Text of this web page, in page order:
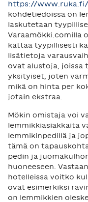
https://
kohdetiedoissa on
laskutetaan
Varaamökki.comilla
kattaa tyypillisesti
lisätietoja
ovat alustoja, joissa
yksityiset, joten
mikä on hinta per
jotain ekstraa.
Mökin omistaja voi
lemmikkiasiakkaita
lemmikinpedillä ja
tämä on
pedin ja
huoneeseen.
hotelleissa voitko
ovat esimerkiksi
on lemmikkien